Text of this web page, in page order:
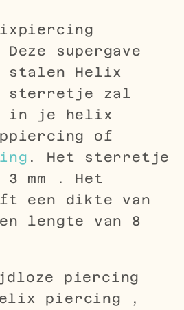
supergave
stalen Helix
sterretje zal
in je helix
of
. Het sterretje
mm . Het
een dikte van
lengte van 8
piercing
piercing ,